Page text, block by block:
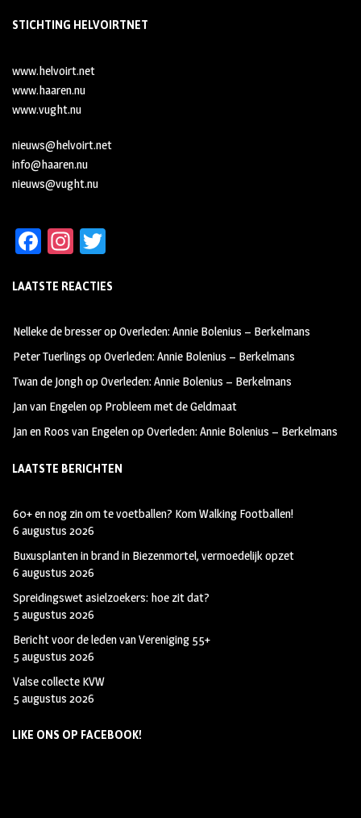
STICHTING HELVOIRTNET
www.helvoirt.net
www.haaren.nu
www.vught.nu
nieuws@helvoirt.net
info@haaren.nu
nieuws@vught.nu
Fa
b
oo
k
In
ag
m
tt
LAATSTE REACTIES
Nelleke de bresseropOverleden: Annie Bolenius – Berkelmans
Peter Tuerlings opOverleden: Annie Bolenius – Berkelmans
Twan de JonghopOverleden: Annie Bolenius – Berkelmans
Jan van Engelenop Probleem met de Geldmaat
Jan en Roos van EngelenopOverleden: Annie Bolenius – Berkelmans
LAATSTE BERICHTEN
60+ en nog zin om te voetballen? Kom Walking Footballen!
6 augustus 2026
Buxusplanten in brand in Biezenmortel, vermoedelijk opzet
6 augustus 2026
Spreidingswet asielzoekers: hoe zit dat?
5 augustus 2026
Bericht voor de leden van Vereniging 55+
5 augustus 2026
Valse collecte KVW
5 augustus 2026
LIKE ONS OP FACEBOOK!